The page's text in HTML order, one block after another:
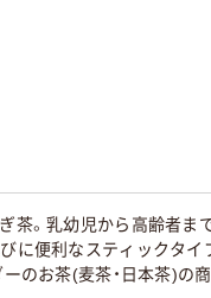
茶。乳幼児から高齢者
便利なスティックタイ
のお茶(麦茶・日本茶)の